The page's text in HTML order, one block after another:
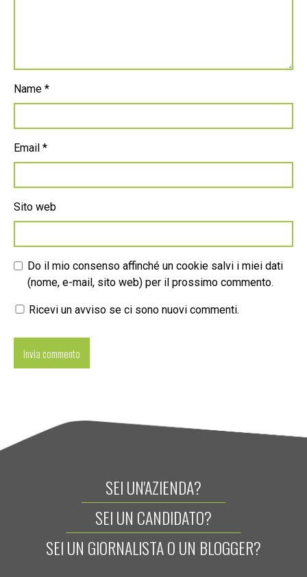
Name *
Email *
Sito web
Do il mio consenso affinché un cookie salvi i miei dati
(nome, e-mail, sito web) per il prossimo commento.
Ricevi un avviso se ci sono nuovi commenti.
SEI UN'AZIENDA?
SEI UN CANDIDATO?
SEI UN GIORNALISTA O UN BLOGGER?